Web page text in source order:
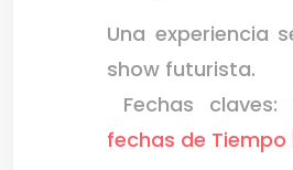
Una experiencia
show futurista.
Fechas claves:
fechas de Tiempo